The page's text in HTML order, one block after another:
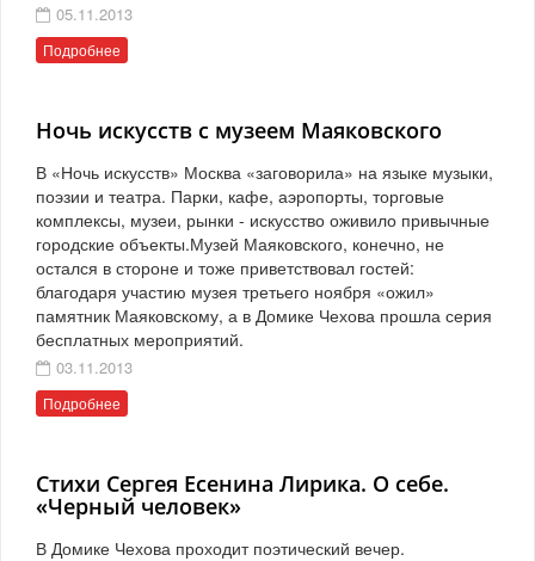
05.11.2013
Подробнее
Ночь искусств с музеем Маяковского
В «Ночь искусств» Москва «заговорила» на языке музыки,
поэзии и театра. Парки, кафе, аэропорты, торговые
комплексы, музеи, рынки - искусство оживило привычные
городские объекты.Музей Маяковского, конечно, не
остался в стороне и тоже приветствовал гостей:
благодаря участию музея третьего ноября «ожил»
памятник Маяковскому, а в Домике Чехова прошла серия
бесплатных мероприятий.
03.11.2013
Подробнее
Стихи Сергея Есенина Лирика. О себе.
«Черный человек»
В Домике Чехова проходит поэтический вечер.